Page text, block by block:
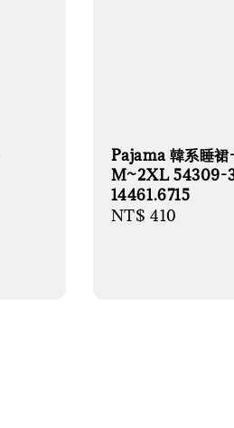
Pajama 韓系睡裙
M~2XL 54309-
14461.6715
Regular
NT$ 410